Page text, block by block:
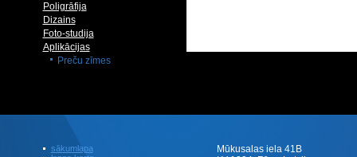
Poligrāfija
Dizains
Foto-studija
Aplikācijas
Preču zīmes
sākumlapa
Mūkusalas iela 41B